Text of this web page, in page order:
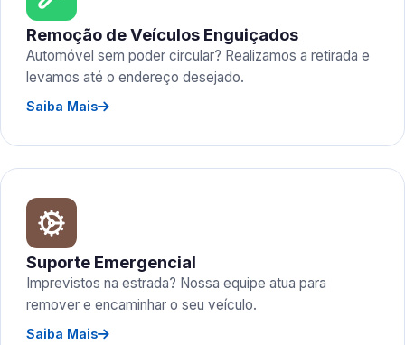
Remoção de Veículos Enguiçados
Automóvel sem poder circular? Realizamos a retirada e
levamos até o endereço desejado.
Saiba Mais
Suporte Emergencial
Imprevistos na estrada? Nossa equipe atua para
remover e encaminhar o seu veículo.
Saiba Mais